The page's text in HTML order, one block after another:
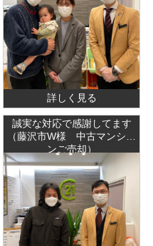
詳しく見る
誠実な対応で感謝してます
（藤沢市W様 中古マンショ
ンご売却）